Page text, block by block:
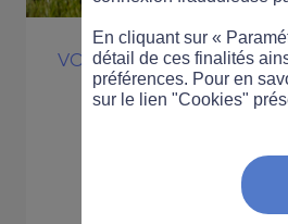
VOITURE ÉVÉNEMENT
RTL et
les
En cliquant sur «
détail de ces finalités
préférences. Pour en
sur le lien "Cookies"